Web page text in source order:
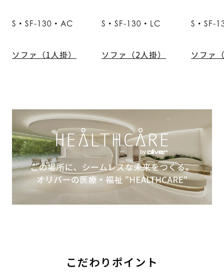
S・SF-130・AC
ソファ（1人掛）
S・SF-130・LC
ソファ（2人掛）
S・SF-
ソファ
こだわりポイント